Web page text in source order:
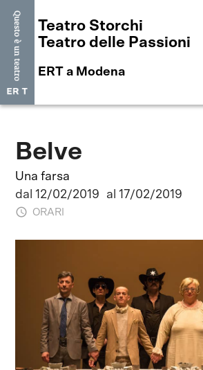
Teatro Storchi
Teatro delle Passioni
ERT a Modena
Belve
Una farsa
dal 12/02/2019
al 17/02/2019
ORARI